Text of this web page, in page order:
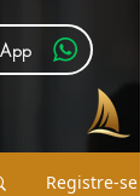
Registre-se